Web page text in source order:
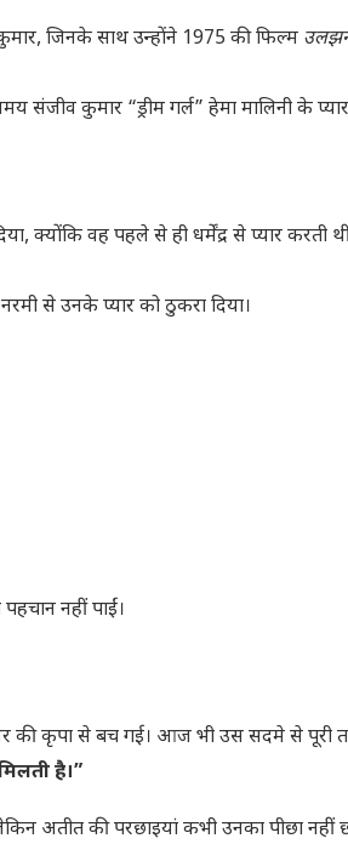
जिनके साथ उन्होंने 1975 की फिल्म
कुमार “ड्रीम गर्ल” हेमा मालिनी के
क्योंकि वह पहले से ही धर्मेंद्र से प्यार करती
से उनके प्यार को ठुकरा दिया।
नहीं पाईं।
की कृपा से बच गई। आज भी उस सदमे से पूरी
है।”
अतीत की परछाइयां कभी उनका पीछा नहीं